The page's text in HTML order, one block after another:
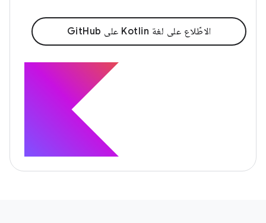
الاطّلاع على لغة Kotlin على GitHub